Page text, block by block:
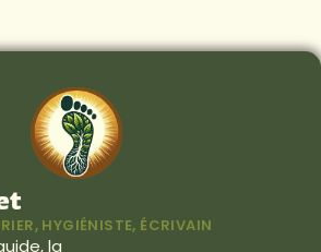
HYGIÉNISTE, ÉCRIVAIN
la